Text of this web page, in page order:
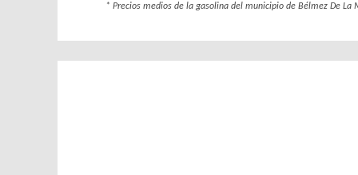
* Precios medios de la gasolina del municipio de Bélmez De La